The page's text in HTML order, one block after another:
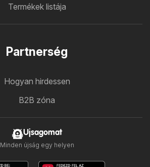
Termékek listája
Partnerség
Hogyan hirdessen
B2B zóna
Ujsagomat
Minden újság egy helyen